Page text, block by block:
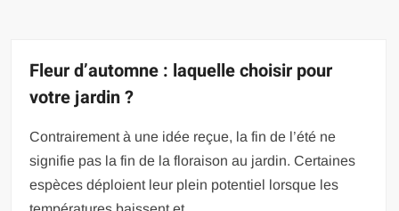
Fleur d’automne : laquelle choisir pour
votre jardin ?
Contrairement à une idée reçue, la fin de l’été ne
signifie pas la fin de la floraison au jardin. Certaines
espèces déploient leur plein potentiel lorsque les